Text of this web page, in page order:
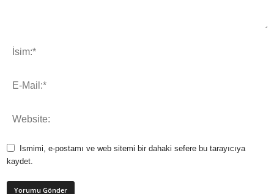
Ismimi, e-postamı ve web sitemi bir dahaki sefere bu tarayıcıya
kaydet.